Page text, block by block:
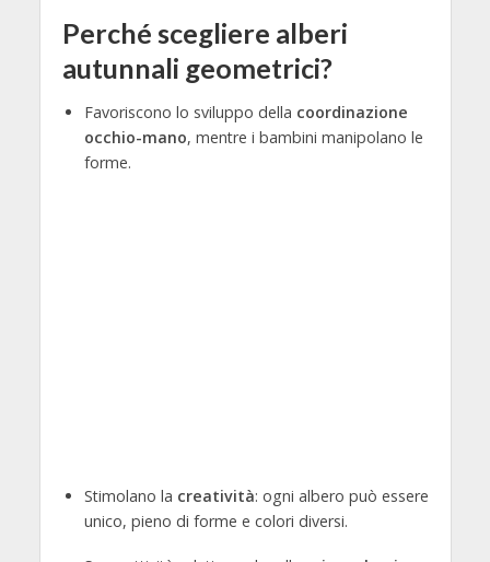
Perché scegliere alberi
autunnali geometrici?
Favoriscono lo sviluppo della coordinazione
occhio-mano, mentre i bambini manipolano le
forme.
Stimolano la creatività: ogni albero può essere
unico, pieno di forme e colori diversi.